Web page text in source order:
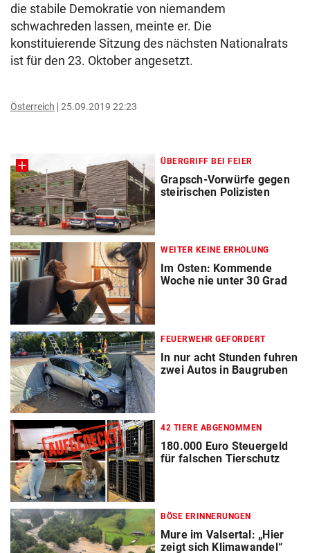
die stabile Demokratie von niemandem
schwachreden lassen, meinte er. Die
konstituierende Sitzung des nächsten Nationalrats
ist für den 23. Oktober angesetzt.
Österreich 25.09.2019 22:23
ÜBERGRIFF BEI FEIER
Grapsch-Vorwürfe gegen
steirischen Polizisten
WEITER KEINE ERHOLUNG
Im Osten: Kommende
Woche nie unter 30 Grad
FEUERWEHR GEFORDERT
In nur acht Stunden fuhren
zwei Autos in Baugruben
42 TIERE ABGENOMMEN
180.000 Euro Steuergeld
für falschen Tierschutz
BÖSE ERINNERUNGEN
Mure im Valsertal: „Hier
zeigt sich Klimawandel“